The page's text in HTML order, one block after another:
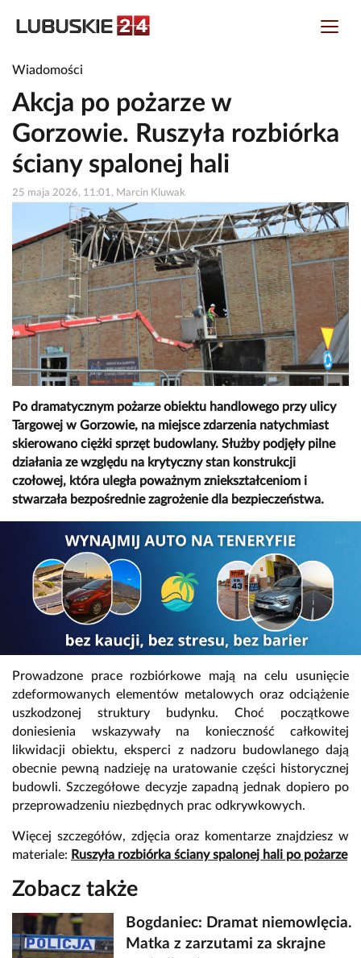
Wiadomości
Akcja po pożarze w
Gorzowie. Ruszyła rozbiórka
ściany spalonej hali
25 maja 2026, 11:01, Marcin Kluwak
Po dramatycznym pożarze obiektu handlowego przy ulicy
Targowej w Gorzowie, na miejsce zdarzenia natychmiast
skierowano ciężki sprzęt budowlany. Służby podjęły pilne
działania ze względu na krytyczny stan konstrukcji
czołowej, która uległa poważnym zniekształceniom i
stwarzała bezpośrednie zagrożenie dla bezpieczeństwa.
Prowadzone prace rozbiórkowe mają na celu usunięcie
zdeformowanych elementów metalowych oraz odciążenie
uszkodzonej struktury budynku. Choć początkowe
doniesienia wskazywały na konieczność całkowitej
likwidacji obiektu, eksperci z nadzoru budowlanego dają
obecnie pewną nadzieję na uratowanie części historycznej
budowli. Szczegółowe decyzje zapadną jednak dopiero po
przeprowadzeniu niezbędnych prac odkrywkowych.
Więcej szczegółów, zdjęcia oraz komentarze znajdziesz w
materiale: Ruszyła rozbiórka ściany spalonej hali po pożarze
Zobacz także
Bogdaniec: Dramat niemowlęcia.
Matka z zarzutami za skrajne